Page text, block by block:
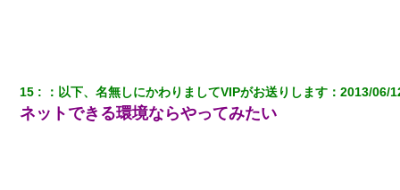
日曜日、会社の窓を見ると同僚の姿。俺（あれ？ディズニーシー
じゃ？）→俺電話「今何してんの？」同僚「シーで並んでるこ
と！」俺「会社にいない？」→次の瞬間、すごい鳥肌が立った
15 ： 以下、名無しにかわりましてVIPがお送りします ：2013/06/
ネットできる環境ならやってみたい